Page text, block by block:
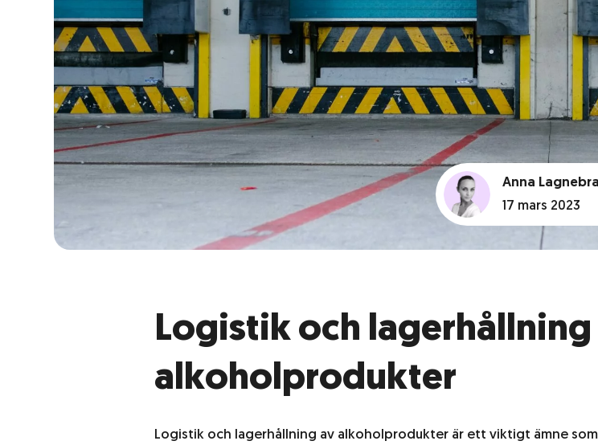
Anna
17 mars 2023
Logistik och lagerhållning
alkoholprodukter
Logistik och lagerhållning av alkoholprodukter är ett viktigt ämne
Etikettering
Returhantering
Integrationssystem
Lagerhotell
Logistik för alkoholprodukter